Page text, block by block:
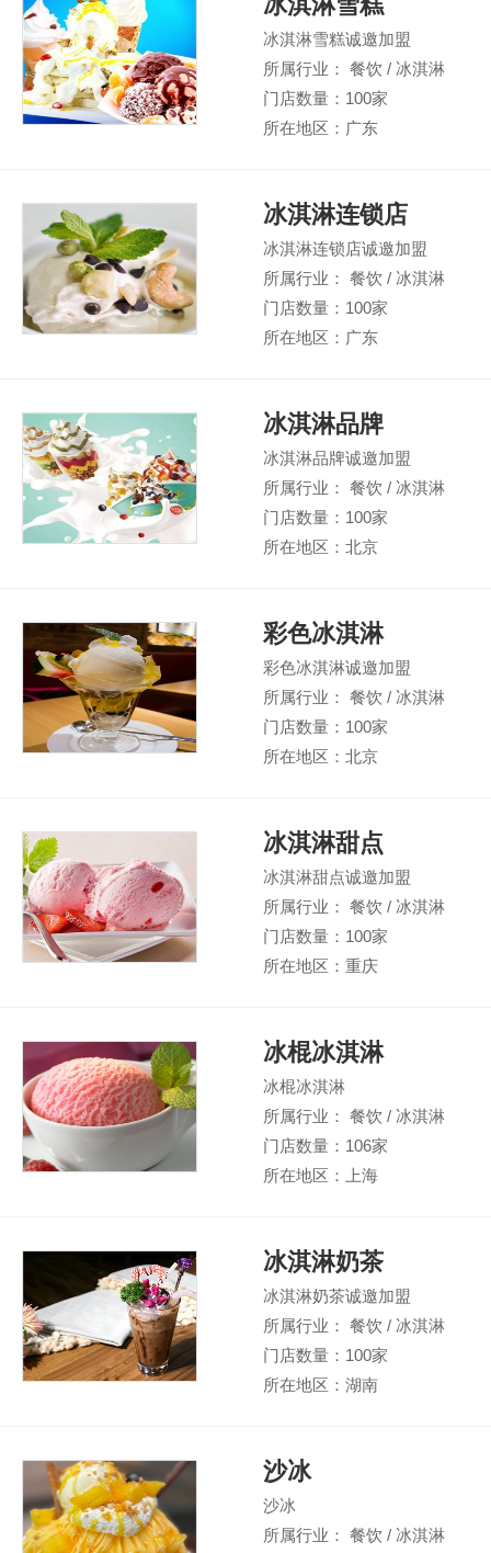
冰淇淋雪糕诚邀加盟
所属行业： 餐饮 / 冰淇淋
门店数量：100家
所在地区：广东
冰淇淋连锁店
冰淇淋连锁店诚邀加盟
所属行业： 餐饮 / 冰淇淋
门店数量：100家
所在地区：广东
冰淇淋品牌
冰淇淋品牌诚邀加盟
所属行业： 餐饮 / 冰淇淋
门店数量：100家
所在地区：北京
彩色冰淇淋
彩色冰淇淋诚邀加盟
所属行业： 餐饮 / 冰淇淋
门店数量：100家
所在地区：北京
冰淇淋甜点
冰淇淋甜点诚邀加盟
所属行业： 餐饮 / 冰淇淋
门店数量：100家
所在地区：重庆
冰棍冰淇淋
冰棍冰淇淋
所属行业： 餐饮 / 冰淇淋
门店数量：106家
所在地区：上海
冰淇淋奶茶
冰淇淋奶茶诚邀加盟
所属行业： 餐饮 / 冰淇淋
门店数量：100家
所在地区：湖南
沙冰
沙冰
所属行业： 餐饮 / 冰淇淋